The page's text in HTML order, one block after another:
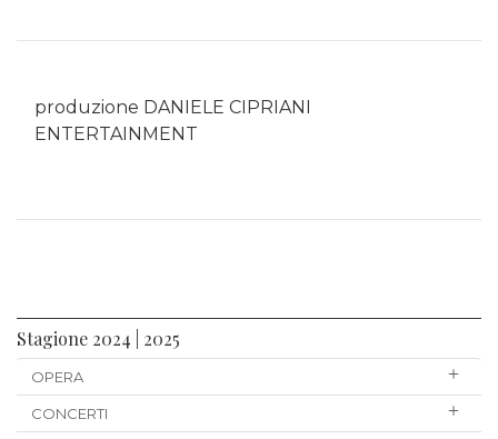
produzione DANIELE CIPRIANI
ENTERTAINMENT
Stagione 2024 | 2025
OPERA
CONCERTI